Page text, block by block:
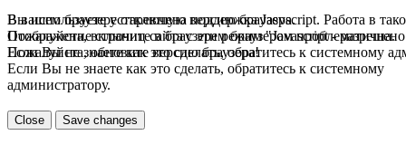
В вашем браузере отключена поддержка Jasvscript. Работа в
Пожалуйста, включите в браузере режим "Javascript -
Если Вы не знаете как это сделать, обратитесь к системному
Вы используете устаревшую версию браузера.
Отображение страниц сайта с этим браузером проблематична.
Пожалуйста, обновите версию браузера!
Если Вы не знаете как это сделать, обратитесь к системному
администратору.
Close Save changes